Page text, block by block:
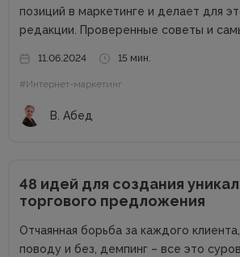
позиций в маркетинге и делает для
редакции. Проверенные советы и
на наш телеграм-канал и получайте
новую порцию...
11.06.2024 15 мин.
#Интернет-маркетинг
В. Абед
48 идей для создания
торгового предложения
Отчаянная борьба за каждого
поводу и без, демпинг – все это